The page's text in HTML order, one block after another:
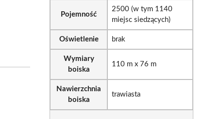
Pojemność
2500 (w tym 1140
miejsc siedzących)
Oświetlenie brak
Wymiary
boiska
110 m x 76 m
Nawierzchnia
boiska
trawiasta